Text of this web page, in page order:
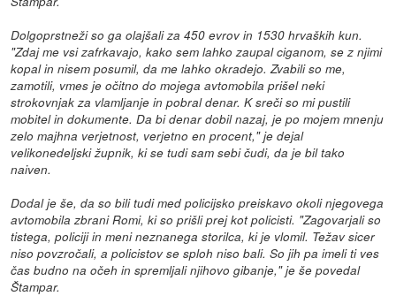
Dolgoprstneži so ga olajšali za 450 evrov in 1530 hrvaških kun.
"Zdaj me vsi zafrkavajo, kako sem lahko zaupal ciganom, se z njimi
kopal in nisem posumil, da me lahko okradejo. Zvabili so me,
zamotili, vmes je očitno do mojega avtomobila prišel neki
strokovnjak za vlamljanje in pobral denar. K sreči so mi pustili
mobitel in dokumente. Da bi denar dobil nazaj, je po mojem mnenju
zelo majhna verjetnost, verjetno en procent," je dejal
velikonedeljski župnik, ki se tudi sam sebi čudi, da je bil tako
naiven.
Dodal je še, da so bili tudi med policijsko preiskavo okoli njegovega
avtomobila zbrani Romi, ki so prišli prej kot policisti. "Zagovarjali so
tistega, policiji in meni neznanega storilca, ki je vlomil. Težav sicer
niso povzročali, a policistov se sploh niso bali. So jih pa imeli ti ves
čas budno na očeh in spremljali njihovo gibanje," je še povedal
Štampar.